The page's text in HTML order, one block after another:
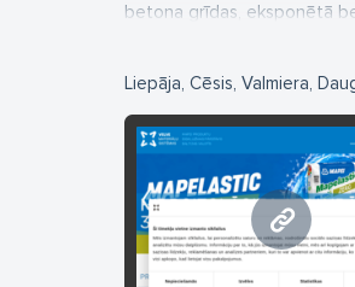
betona grīdas, eksponētā
betona krāsošanas un
Profesionāli produkti
privātpersonu, gan
nepieciešamos
būvniecības sauso
hidroizolācijas materiālu
Piedāvājam arī Spānijā
Solutions virsmu tīrīšanas
Liepāja, Cēsis, Valmiera,